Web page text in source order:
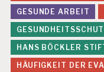
GESUNDE ARBEIT
HANS BÖCKLER
HÄUFIGKEIT DER